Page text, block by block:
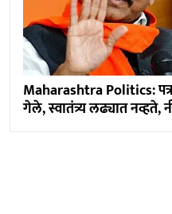
Maharashtra Politics:
गेले, स्वातंत्र्य लढ्यात नव्हते,